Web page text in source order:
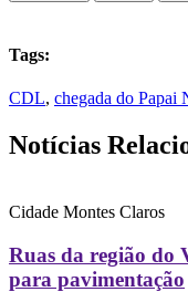
Tags:
CDL, chegada do Papai
Notícias
Cidade Montes Claros
Ruas da região do
para pavimentação